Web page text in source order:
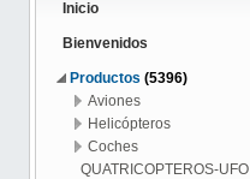
Inicio
Bienvenidos
Productos (5396)
Aviones
Helicópteros
Coches
QUATRICOPTEROS-UFO